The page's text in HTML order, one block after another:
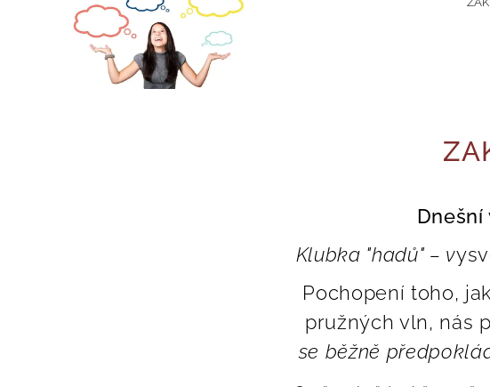
Klubka "hadů" – v
Pochopení toho,
pružných vln, nás
se běžně